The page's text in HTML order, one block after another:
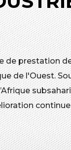
de prestation
de l'Ouest.